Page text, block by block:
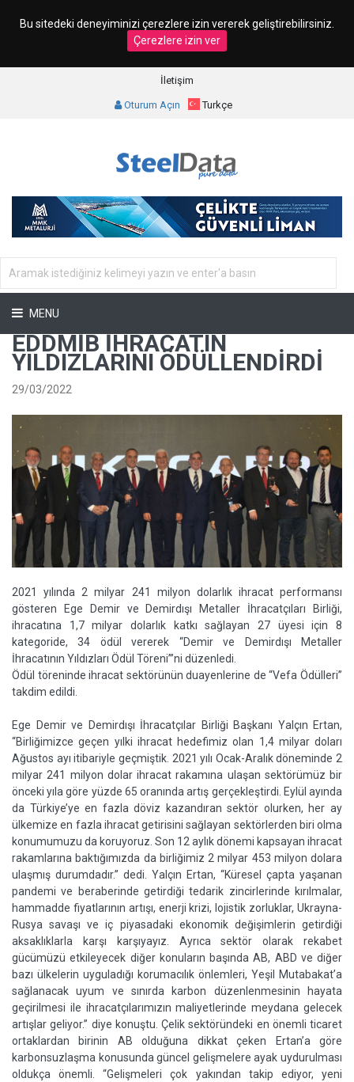
Bu sitedeki deneyiminizi çerezlere izin vererek geliştirebilirsiniz.
Çerezlere izin ver
İletişim
Oturum Açın Turkçe
MENU
EDDMİB İHRACATIN
YILDIZLARINI ÖDÜLLENDIRDI
29/03/2022
2021 yılında 2 milyar 241 milyon dolarlık ihracat performansı
gösteren Ege Demir ve Demirdışı Metaller İhracatçıları Birliği,
ihracatına 1,7 milyar dolarlık katkı sağlayan 27 üyesi için 8
kategoride, 34 ödül vererek “Demir ve Demirdışı Metaller
İhracatının Yıldızları Ödül Töreni”’ni düzenledi.
Ödül töreninde ihracat sektörünün duayenlerine de “Vefa Ödülleri”
takdim edildi.
Ege Demir ve Demirdışı İhracatçılar Birliği Başkanı Yalçın Ertan,
“Birliğimizce geçen yılki ihracat hedefimiz olan 1,4 milyar doları
Ağustos ayı itibariyle geçmiştik. 2021 yılı Ocak-Aralık döneminde 2
milyar 241 milyon dolar ihracat rakamına ulaşan sektörümüz bir
önceki yıla göre yüzde 65 oranında artış gerçekleştirdi. Eylül ayında
da Türkiye’ye en fazla döviz kazandıran sektör olurken, her ay
ülkemize en fazla ihracat getirisini sağlayan sektörlerden biri olma
konumumuzu da koruyoruz. Son 12 aylık dönemi kapsayan ihracat
rakamlarına baktığımızda da birliğimiz 2 milyar 453 milyon dolara
ulaşmış durumdadır.” dedi. Yalçın Ertan, “Küresel çapta yaşanan
pandemi ve beraberinde getirdiği tedarik zincirlerinde kırılmalar,
hammadde fiyatlarının artışı, enerji krizi, lojistik zorluklar, Ukrayna-
Rusya savaşı ve iç piyasadaki ekonomik değişimlerin getirdiği
aksaklıklarla karşı karşıyayız. Ayrıca sektör olarak rekabet
gücümüzü etkileyecek diğer konuların başında AB, ABD ve diğer
bazı ülkelerin uyguladığı korumacılık önlemleri, Yeşil Mutabakat’a
sağlanacak uyum ve sınırda karbon düzenlenmesinin hayata
geçirilmesi ile ihracatçılarımızın maliyetlerinde meydana gelecek
artışlar geliyor.” diye konuştu. Çelik sektöründeki en önemli ticaret
ortaklardan birinin AB olduğuna dikkat çeken Ertan’a göre
karbonsuzlaşma konusunda güncel gelişmelere ayak uydurulması
oldukça önemli. “Gelişmeleri çok yakından takip ediyor, yeni